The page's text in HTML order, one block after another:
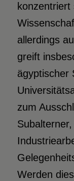
allerdings
greift
ägyptischer
zum
Werden